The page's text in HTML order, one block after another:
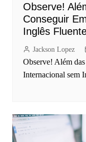
Observe!
Conseguir
Inglês
Jackson Lopez
Observe! Além
Internacional sem